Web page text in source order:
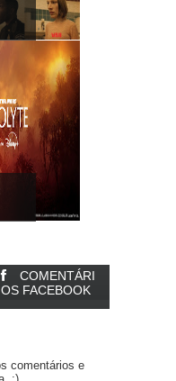
COMENTÁRI
OS FACEBOOK
comentários e